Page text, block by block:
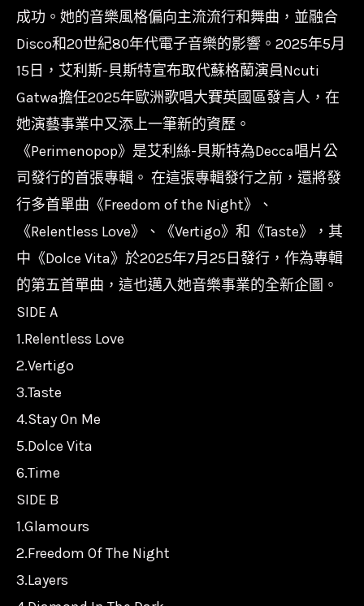
成功。她的音樂風格偏向主流流行和舞曲，並融合
Disco和20世紀80年代電子音樂的影響。2025年5月
15日，艾利斯-貝斯特宣布取代蘇格蘭演員Ncuti
Gatwa擔任2025年歐洲歌唱大賽英國區發言人，在
她演藝事業中又添上一筆新的資歷。
《Perimenopop》是艾利絲-貝斯特為Decca唱片公
司發行的首張專輯。 在這張專輯發行之前，還將發
行多首單曲《Freedom of the Night》、
《Relentless Love》、《Vertigo》和《Taste》，其
中《Dolce Vita》於2025年7月25日發行，作為專輯
的第五首單曲，這也邁入她音樂事業的全新企圖。
SIDE A
1.Relentless Love
2.Vertigo
3.Taste
4.Stay On Me
5.Dolce Vita
6.Time
SIDE B
1.Glamours
2.Freedom Of The Night
3.Layers